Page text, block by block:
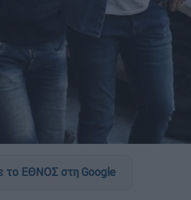
το ΕΘΝΟΣ στη Google